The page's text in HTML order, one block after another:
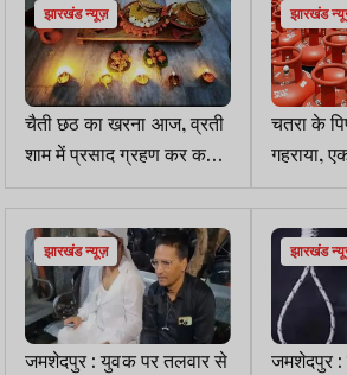
झारखंड न्यूज़
चैती छठ का खरना आज, व्रती
शाम में प्रसाद ग्रहण कर करेंगे
36 घंटे का निर्जला उपवास
झारखंड
चतरा के
गहराया,
होने से
परेशान
झारखंड न्यूज़
जमशेदपुर : युवक पर तलवार से
झारखंड
जमशेदपुर : युवती ने फांसी